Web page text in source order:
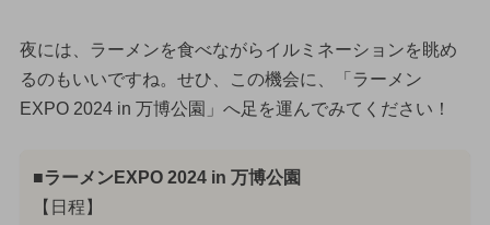
夜には、ラーメンを食べながらイルミネーションを眺め
るのもいいですね。せひ、この機会に、「ラーメン
EXPO 2024 in 万博公園」へ足を運んでみてください！
■ラーメンEXPO 2024 in 万博公園
【日程】